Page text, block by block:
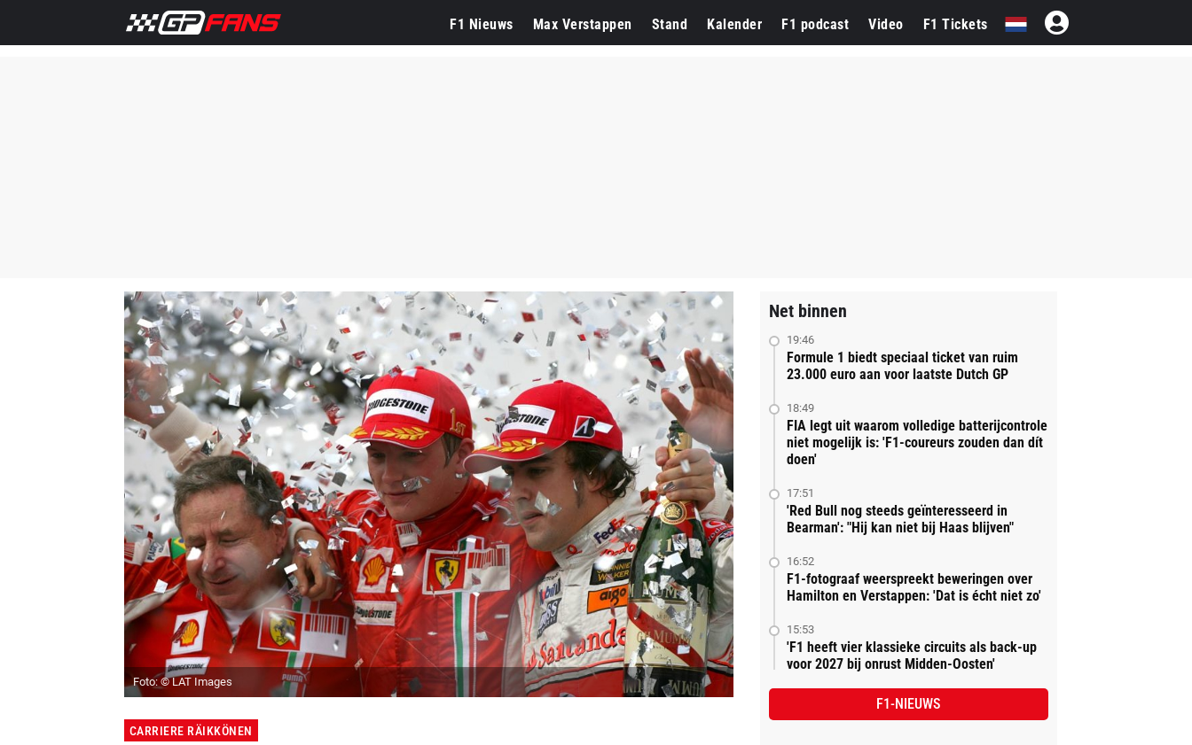
F1 Nieuws Max Verstappen Stand Kalender F1 podcast Video F1 Tickets
Foto: © LAT Images
CARRIERE RÄIKKÖNEN
Net binnen
19:46
Formule 1 biedt speciaal ticket van ruim
23.000 euro aan voor laatste Dutch GP
18:49
FIA legt uit waarom volledige batterijcontrole
niet mogelijk is: 'F1-coureurs zouden dan dít
doen'
17:51
'Red Bull nog steeds geïnteresseerd in
Bearman': "Hij kan niet bij Haas blijven"
16:52
F1-fotograaf weerspreekt beweringen over
Hamilton en Verstappen: 'Dat is écht niet zo'
15:53
'F1 heeft vier klassieke circuits als back-up
voor 2027 bij onrust Midden-Oosten'
F1-NIEUWS